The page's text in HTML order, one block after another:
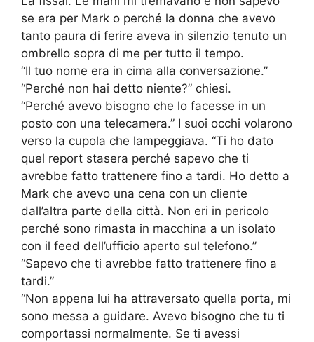
se era per Mark o perché la donna che avevo
tanto paura di ferire aveva in silenzio tenuto un
ombrello sopra di me per tutto il tempo.
“Il tuo nome era in cima alla conversazione.”
“Perché non hai detto niente?” chiesi.
“Perché avevo bisogno che lo facesse in un
posto con una telecamera.” I suoi occhi volarono
verso la cupola che lampeggiava. “Ti ho dato
quel report stasera perché sapevo che ti
avrebbe fatto trattenere fino a tardi. Ho detto a
Mark che avevo una cena con un cliente
dall’altra parte della città. Non eri in pericolo
perché sono rimasta in macchina a un isolato
con il feed dell’ufficio aperto sul telefono.”
“Sapevo che ti avrebbe fatto trattenere fino a
tardi.”
“Non appena lui ha attraversato quella porta, mi
sono messa a guidare. Avevo bisogno che tu ti
comportassi normalmente. Se ti avessi